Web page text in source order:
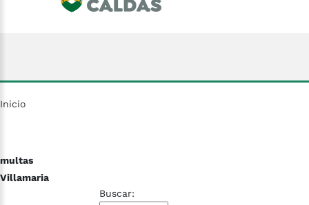
Inicio
multas
Villamaria
Buscar: